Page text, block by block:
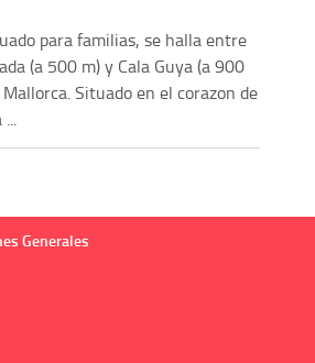
para familias, se halla entre
(a 500 m) y Cala Guya (a 900
Situado en el corazon de
Generales